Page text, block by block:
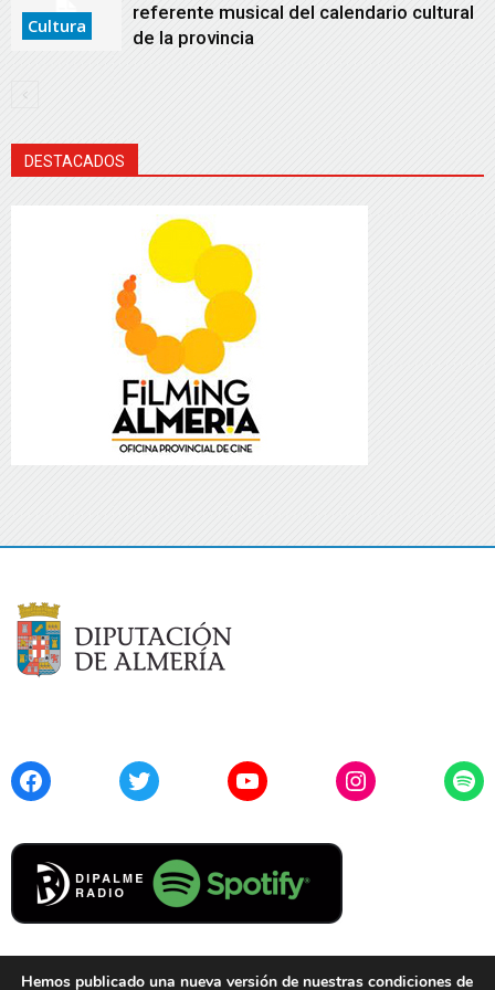
Cultura
referente musical del calendario cultural
de la provincia
DESTACADOS
FacebookTwitter YouTubeInstagram
Hemos publicado una nueva versión de nuestras condiciones de